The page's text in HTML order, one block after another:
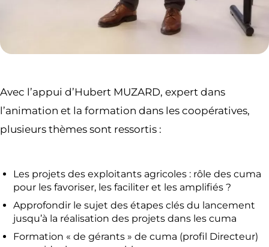
Avec l’appui d’Hubert MUZARD, expert dans
l’animation et la formation dans les coopératives,
plusieurs thèmes sont ressortis :
Les projets des exploitants agricoles : rôle des cuma
pour les favoriser, les faciliter et les amplifiés ?
Approfondir le sujet des étapes clés du lancement
jusqu’à la réalisation des projets dans les cuma
Formation « de gérants » de cuma (profil Directeur)